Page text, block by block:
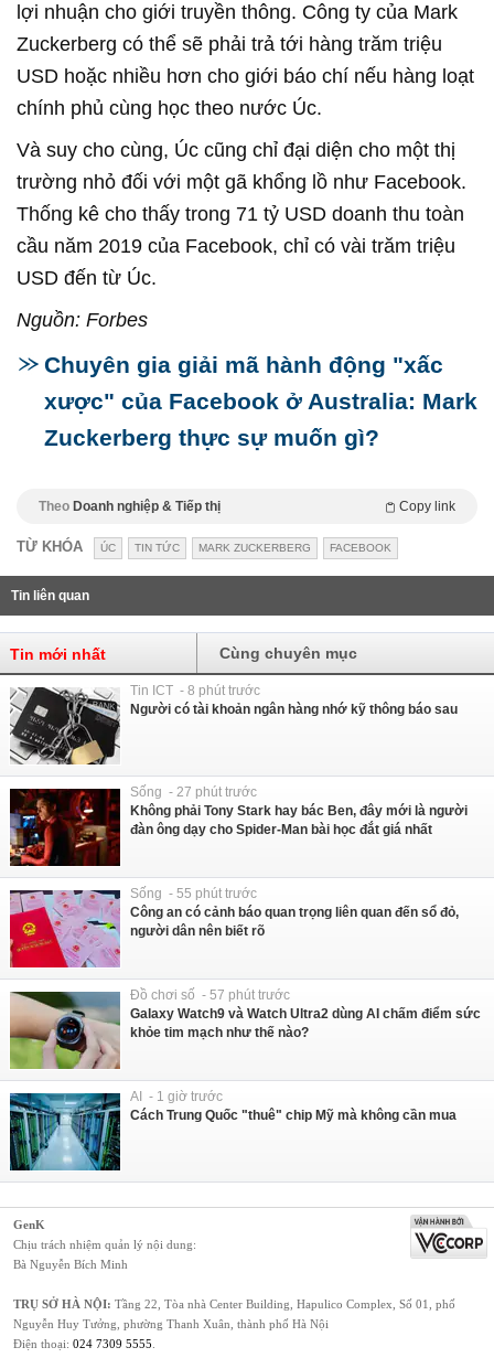
lợi nhuận cho giới truyền thông. Công ty của Mark
Zuckerberg có thể sẽ phải trả tới hàng trăm triệu
USD hoặc nhiều hơn cho giới báo chí nếu hàng loạt
chính phủ cùng học theo nước Úc.
Và suy cho cùng, Úc cũng chỉ đại diện cho một thị
trường nhỏ đối với một gã khổng lồ như Facebook.
Thống kê cho thấy trong 71 tỷ USD doanh thu toàn
cầu năm 2019 của Facebook, chỉ có vài trăm triệu
USD đến từ Úc.
Nguồn: Forbes
Chuyên gia giải mã hành động "xấc
xược" của Facebook ở Australia: Mark
Zuckerberg thực sự muốn gì?
Theo Doanh nghiệp & Tiếp thị Copy link
TỪ KHÓA ÚC TIN TỨC MARK ZUCKERBERG FACEBOOK
Tin liên quan
Tin mới nhất Cùng chuyên mục
Tin ICT - 8 phút trước
Người có tài khoản ngân hàng nhớ kỹ thông báo sau
Sống - 27 phút trước
Không phải Tony Stark hay bác Ben, đây mới là người
đàn ông dạy cho Spider-Man bài học đắt giá nhất
Sống - 55 phút trước
Công an có cảnh báo quan trọng liên quan đến sổ đỏ,
người dân nên biết rõ
Đồ chơi số - 57 phút trước
Galaxy Watch9 và Watch Ultra2 dùng AI chấm điểm sức
khỏe tim mạch như thế nào?
AI - 1 giờ trước
Cách Trung Quốc "thuê" chip Mỹ mà không cần mua
GenK
Chịu trách nhiệm quản lý nội dung:
Bà Nguyễn Bích Minh
TRỤ SỞ HÀ NỘI: Tầng 22, Tòa nhà Center Building, Hapulico Complex, Số 01, phố
Nguyễn Huy Tưởng, phường Thanh Xuân, thành phố Hà Nội
Điện thoại: 024 7309 5555